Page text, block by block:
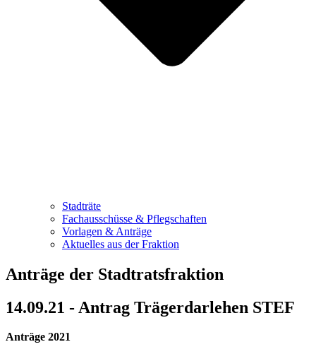
Stadträte
Fachausschüsse & Pflegschaften
Vorlagen & Anträge
Aktuelles aus der Fraktion
Anträge der Stadtratsfraktion
14.09.21 - Antrag Trägerdarlehen STEF
Anträge 2021